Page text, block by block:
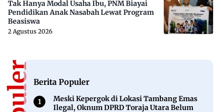
Tak Hanya Modal Usaha Ibu, PNM Biayai
Pendidikan Anak Nasabah Lewat Program
Beasiswa
2 Agustus 2026
Berita Populer
Meski Kepergok di Lokasi Tambang Emas
Ilegal, Oknum DPRD Toraja Utara Belum